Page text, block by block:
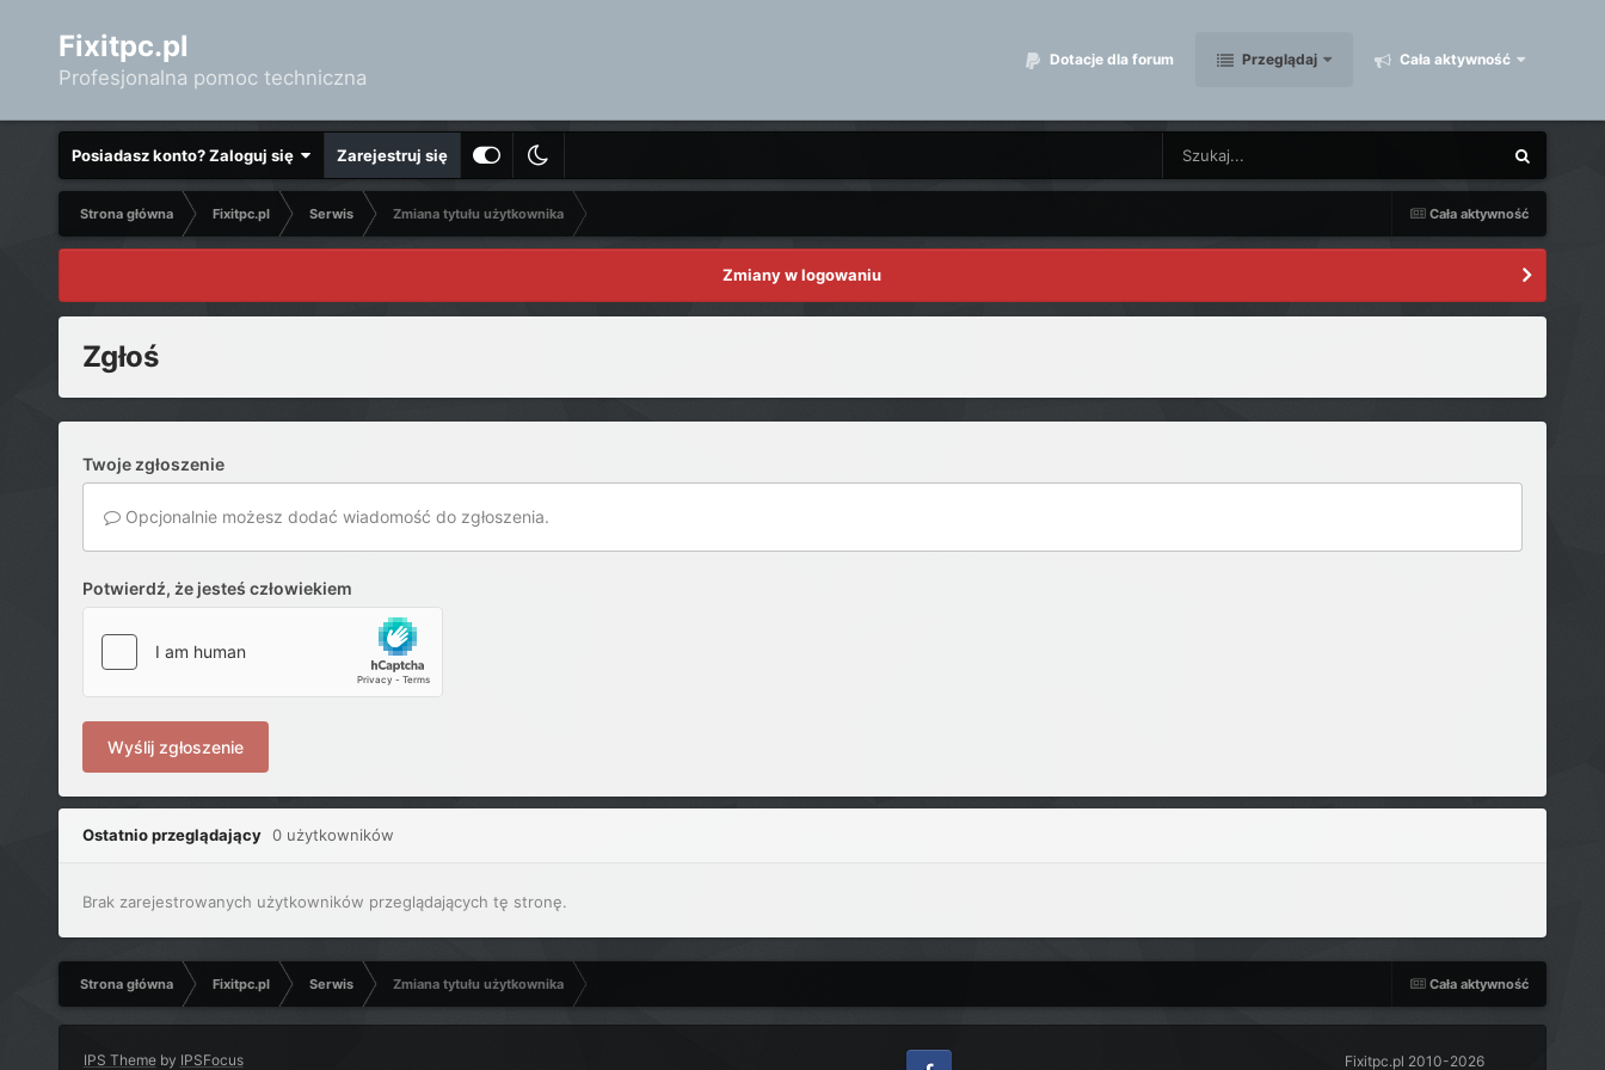
Fixitpc.pl
Profesjonalna pomoc techniczna
Dotacje dla forum Przeglądaj Cała aktywność
Posiadasz konto? Zaloguj się Zarejestruj się
Cała aktywność
Strona główna Fixitpc.pl Serwis Zmiana tytułu użytkownika
Zmiany w logowaniu
Zgłoś
Twoje zgłoszenie
Opcjonalnie możesz dodać wiadomość do zgłoszenia.
Potwierdź, że jesteś człowiekiem
Wyślij zgłoszenie
Ostatnio przeglądający 0 użytkowników
Brak zarejestrowanych użytkowników przeglądających tę stronę.
Cała aktywność
Strona główna Fixitpc.pl Serwis Zmiana tytułu użytkownika
IPS Themeby IPSFocus Fixitpc.pl 2010-2026